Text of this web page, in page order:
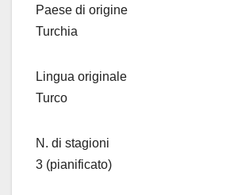
Paese di origine
Turchia
Lingua originale
Turco
N. di stagioni
3 (pianificato)